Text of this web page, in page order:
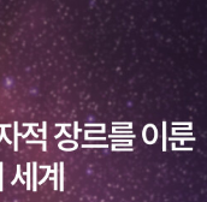
궁금했어요. 으~생각
변했네요.자 이제 귀엽
이에나 핀둘리가 놀러
가 크다며 놀려댔어요.
던 핀둘리는 커다란 귀
어~흥 사자를 만났어요.